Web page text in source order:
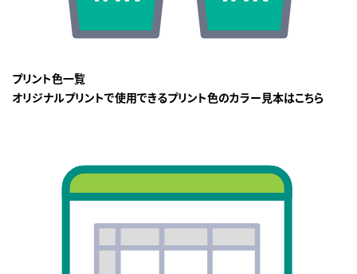
プリント色一覧
オリジナルプリントで使用できるプリント色のカラー見本はこちら